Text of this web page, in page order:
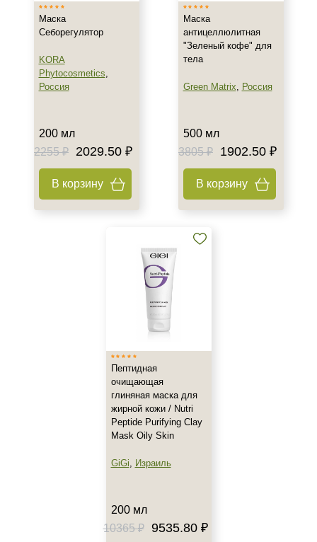
Осветление
Показать еще
Целлюлит
Область применения
Маска
Себорегулятор
KORA
Phytocosmetics,
Россия
200 мл
2255 ₽
2029.50 ₽
В корзину
Маска
антицеллюлитная
"Зеленый кофе" для
тела
Green Matrix, Россия
500 мл
3805 ₽
1902.50 ₽
В корзину
Пептидная
очищающая
глиняная маска для
жирной кожи / Nutri
Peptide Purifying Clay
Mask Oily Skin
GiGi, Израиль
200 мл
10365 ₽
9535.80 ₽